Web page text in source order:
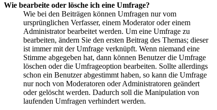
Wie bearbeite oder lösche ich eine Umfrage?
Wie bei den Beiträgen können Umfragen nur vom
ursprünglichen Verfasser, einem Moderator oder einem
Administrator bearbeitet werden. Um eine Umfrage zu
bearbeiten, ändern Sie den ersten Beitrag des Themas; dieser
ist immer mit der Umfrage verknüpft. Wenn niemand eine
Stimme abgegeben hat, dann können Benutzer die Umfrage
löschen oder die Umfrageoption bearbeiten. Sollte allerdings
schon ein Benutzer abgestimmt haben, so kann die Umfrage
nur noch von Moderatoren oder Administratoren geändert
oder gelöscht werden. Dadurch soll die Manipulation von
laufenden Umfragen verhindert werden.